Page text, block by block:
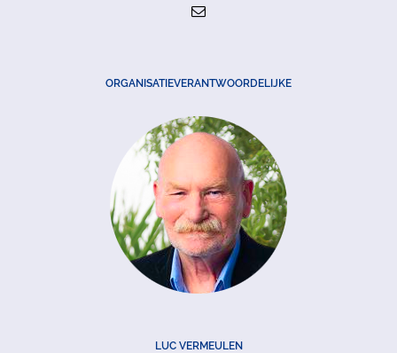
ORGANISATIEVERANTWOORDELIJKE
LUC VERMEULEN